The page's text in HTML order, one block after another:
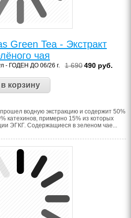
Green Tea - Экстракт
чая
- ГОДЕН ДО 06/26 г. 1 690490 руб.
водную экстракцию и содержит 50%
катехинов, примерно 15% из которых
ЭГКГ. Содержащиеся в зеленом чае...